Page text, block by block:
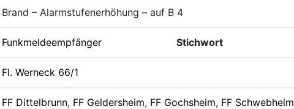
Brand – Alarmstufenerhöhung – auf B 4
Funkmeldeempfänger Stichwort
Fl. Werneck 66/1
FF Dittelbrunn, FF Geldersheim, FF Gochsheim, FF Schwebheim